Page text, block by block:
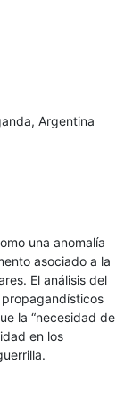
Argentina
una anomalía
asociado a la
El análisis del
la “necesidad de
en los